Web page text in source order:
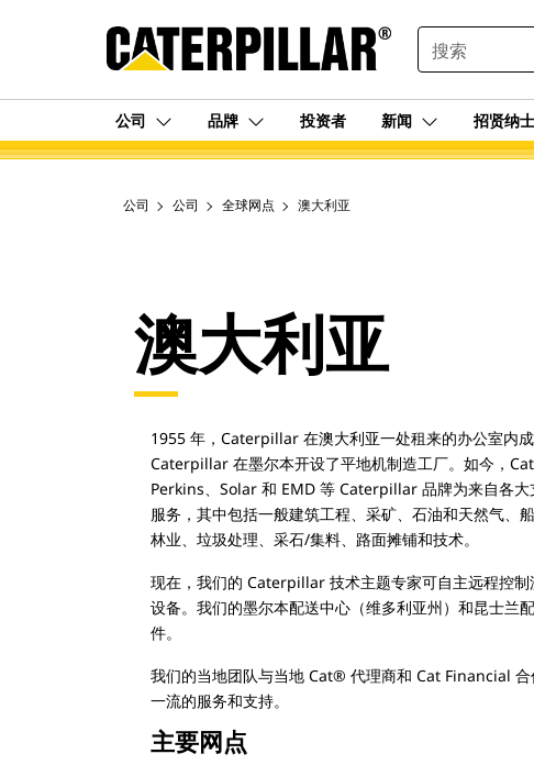
SEARCH
公司 品牌 投资者 新闻 招贤纳士
公司 公司 全球网点 澳大利亚
澳大利亚
1955 年，Caterpillar 在澳大利亚一处租来的办公室内
Caterpillar 在墨尔本开设了平地机制造工厂。如今，
Perkins、Solar 和 EMD 等 Caterpillar 品牌为来自各大
服务，其中包括一般建筑工程、采矿、石油和天然气、
林业、垃圾处理、采石/集料、路面摊铺和技术。
现在，我们的 Caterpillar 技术主题专家可自主远程控
设备。我们的墨尔本配送中心（维多利亚州）和昆士兰
件。
我们的当地团队与当地 Cat® 代理商和 Cat Financial
一流的服务和支持。
主要网点